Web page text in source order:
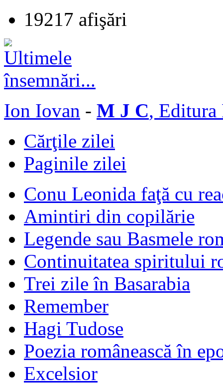
19217 afişări
Ion Iovan - M J C, Editura
Cărţile zilei
Paginile zilei
Conu Leonida faţă cu
Amintiri din copilărie
Legende sau Basmele
Continuitatea spiritului
Trei zile în Basarabia
Remember
Hagi Tudose
Poezia românească în
Excelsior